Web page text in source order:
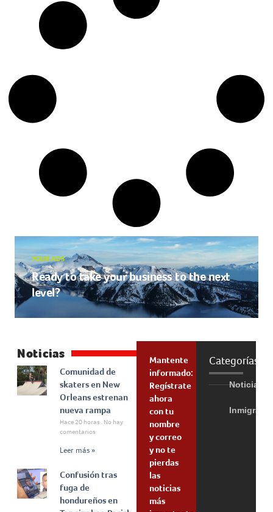
YOUR ADS
Ready to take your business to the next
level?
Noticias
Comunidad de
skaters en New
Orleans estrenan
nueva rampa
Hace 20 horas
No hay
comentarios
Leer más »
Confusión tras
fuga de
hondureños en
Mantente
informado:
Regístrate
ahora
con tu
nombre
y correo
y no te
pierdas
las
noticias
más
Categorías
Noticias